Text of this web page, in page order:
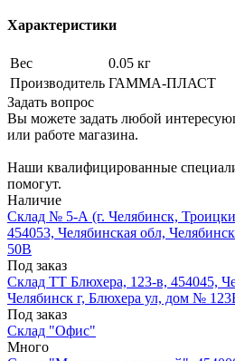
Характеристики
Вес
0.05 кг
Производитель ГАММА-ПЛАСТ
Задать вопрос
Вы можете задать любой
или работе магазина.
Наши квалифицированные
помогут.
Наличие
Склад № 5-А (г. Челябинск,
454053, Челябинская обл,
50В
Под заказ
Склад ТТ Блюхера, 123-в, 454045,
Челябинск г, Блюхера ул, дом №
Под заказ
Склад "Офис"
Много